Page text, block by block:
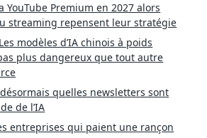
YouTube Premium en 2027 alors
streaming repensent leur stratégie
modèles d’IA chinois à poids
plus dangereux que tout autre
quelles newsletters sont
de l’IA
entreprises qui paient une rançon